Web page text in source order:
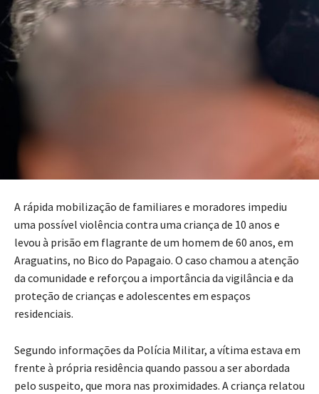
A rápida mobilização de familiares e moradores impediu
uma possível violência contra uma criança de 10 anos e
levou à prisão em flagrante de um homem de 60 anos, em
Araguatins, no Bico do Papagaio. O caso chamou a atenção
da comunidade e reforçou a importância da vigilância e da
proteção de crianças e adolescentes em espaços
residenciais.
Segundo informações da Polícia Militar, a vítima estava em
frente à própria residência quando passou a ser abordada
pelo suspeito, que mora nas proximidades. A criança relatou